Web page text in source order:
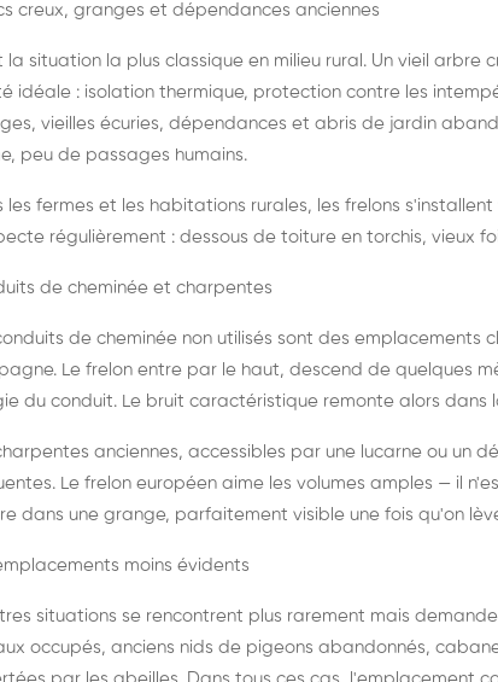
creux, granges et dépendances anciennes
la situation la plus classique en milieu rural. Un vieil arbre
idéale : isolation thermique, protection contre les
vieilles écuries, dépendances et abris de jardin
peu de passages humains.
les fermes et les habitations rurales, les frelons
régulièrement : dessous de toiture en torchis, vieux
de cheminée et charpentes
de cheminée non utilisés sont des emplacements
Le frelon entre par le haut, descend de quelques
du conduit. Le bruit caractéristique remonte alors dans
anciennes, accessibles par une lucarne ou un
Le frelon européen aime les volumes amples — il
dans une grange, parfaitement visible une fois qu'on
moins évidents
situations se rencontrent plus rarement mais
occupés, anciens nids de pigeons abandonnés,